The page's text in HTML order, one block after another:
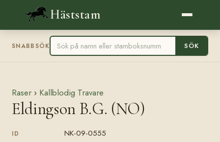
Häststam
SNABBSÖK SÖK
Raser › Kallblodig Travare
Eldingson B.G. (NO)
ID NK-09-0555